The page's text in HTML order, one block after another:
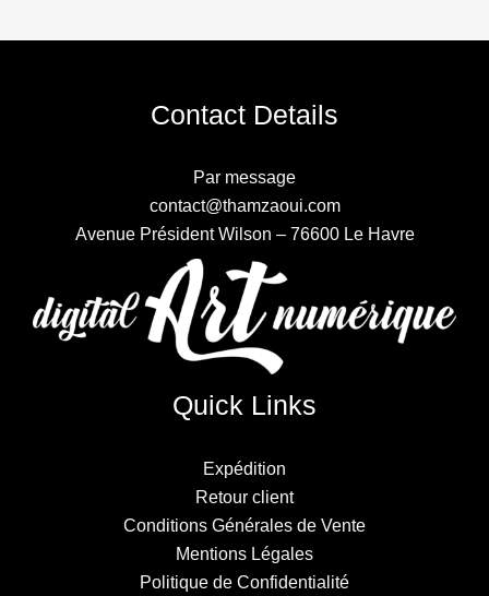
Contact Details
Par message
contact@thamzaoui.com
Avenue Président Wilson – 76600 Le Havre
Quick Links
Expédition
Retour client
Conditions Générales de Vente
Mentions Légales
Politique de Confidentialité